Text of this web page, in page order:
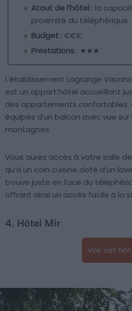
Atout de l’hôtel : la
proximité du téléphérique
Budget : €€€
Prestations : ★★★
L’établissement Lagrange
est un appart’hôtel accueillant
des appartements confortables.
équipés d’un balcon avec vue
montagnes.
Vous aurez accès à votre salle
qu’à un coin cuisine doté d’un
trouve juste en face du
offrant ainsi un accès facile à la
4. Hôtel Mir
Voir cet